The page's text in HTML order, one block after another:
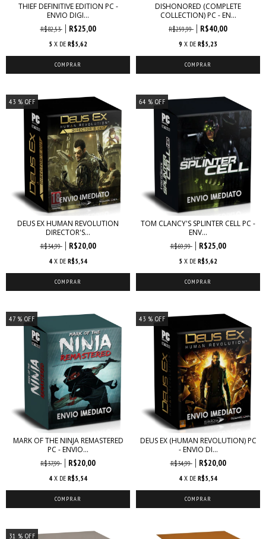
THIEF DEFINITIVE EDITION PC -
ENVIO DIGI...
R$82,53 R$25,00
5 X DE R$5,62
DISHONORED (COMPLETE
COLLECTION) PC - EN...
R$259,99 R$40,00
9 X DE R$5,23
43 % OFF
DEUS EX HUMAN REVOLUTION
DIRECTOR'S...
R$34,99 R$20,00
4 X DE R$5,54
64 % OFF
TOM CLANCY'S SPLINTER CELL PC -
ENV...
R$69,99 R$25,00
5 X DE R$5,62
47% OFF
MARK OF THE NINJA REMASTERED
PC - ENVIO...
R$37,99 R$20,00
4 X DE R$5,54
43 % OFF
DEUS EX (HUMAN REVOLUTION) PC
- ENVIO DI...
R$34,99 R$20,00
4 X DE R$5,54
31 % OFF